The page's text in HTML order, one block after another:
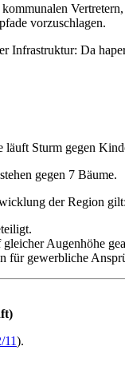
vorzuschlagen.
Infrastruktur: Da
läuft Sturm gegen
gegen 7 Bäume.
der Region gilt:
Augenhöhe
für gewerbliche
).